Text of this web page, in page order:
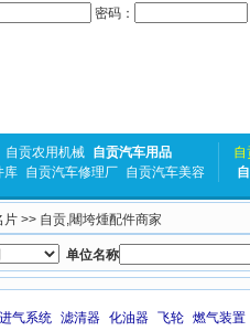
密码：
自贡农用机械 自贡汽车用品
库 自贡汽车修理厂 自贡汽车美容
自
>> 自贡,闀垮煄配件商家
单位名称
进气系统 滤清器 化油器 飞轮 燃气装置